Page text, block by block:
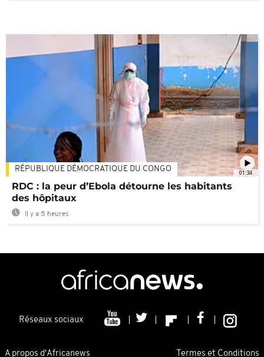
01:34
RÉPUBLIQUE DÉMOCRATIQUE DU CONGO
RDC : la peur d’Ebola détourne les habitants
des hôpitaux
Il y a 5 heures
Réseaux sociaux
A propos d'Africanews Termes et Conditions